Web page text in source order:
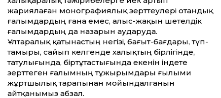
жариялаған монографиялық зерттеулері отандық
ғалымдардың ғана емес, алыс-жақын шетелдік
ғалымдардың да назарын аударуда.
Ұлтаралық қатынастың негізі, бағыт-бағдары, түп-
тамыры, сайып келгенде xалықтың бірлігінде,
татулығында, біртұтастығында екенін індете
зерттеген ғалымның тұжырымдары ғылыми
жұртшылық тарапынан мойындалғанын
айтқанымыз абзал.